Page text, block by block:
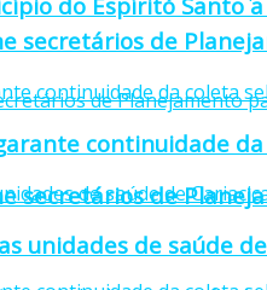
secretários de
secretários de
continuidade
unidades de saúde